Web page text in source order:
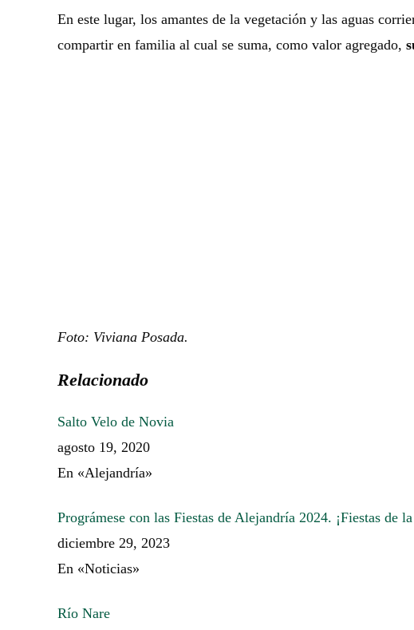
En este lugar, los amantes de la vegetación y las aguas
compartir en familia al cual se suma, como valor agregado,
Foto: Viviana Posada.
Relacionado
Salto Velo de Novia
agosto 19, 2020
En «Alejandría»
Prográmese con las Fiestas de Alejandría 2024. ¡Fiestas de
diciembre 29, 2023
En «Noticias»
Río Nare